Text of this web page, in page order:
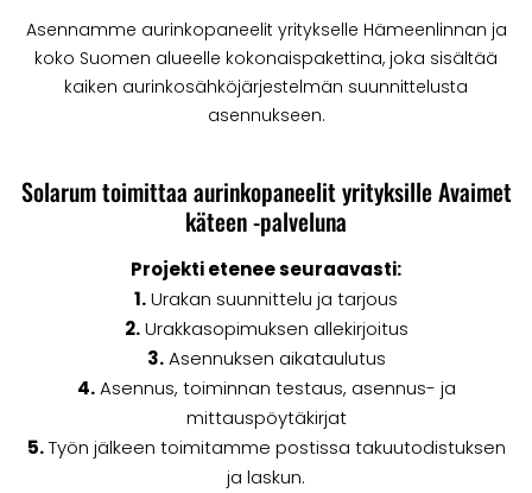
Asennamme aurinkopaneelit yritykselle Hämeenlinnan ja
koko Suomen alueelle kokonaispakettina, joka sisältää
kaiken aurinkosähköjärjestelmän suunnittelusta
asennukseen.
Solarum toimittaa aurinkopaneelit yrityksille Avaimet
käteen -palveluna
Projekti etenee seuraavasti:
1.Urakan suunnittelu ja tarjous
2.Urakkasopimuksen allekirjoitus
3.Asennuksen aikataulutus
4.Asennus, toiminnan testaus, asennus- ja
mittauspöytäkirjat
5.Työn jälkeen toimitamme postissa takuutodistuksen
ja laskun.